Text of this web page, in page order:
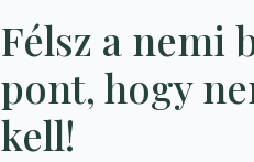
Félsz a nemi
pont, hogy
kell!